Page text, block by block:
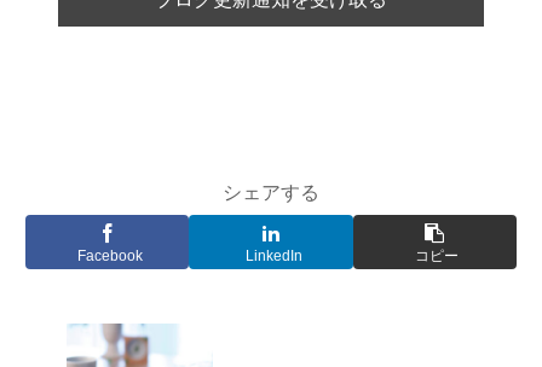
シェアする
Facebook LinkedIn コピー